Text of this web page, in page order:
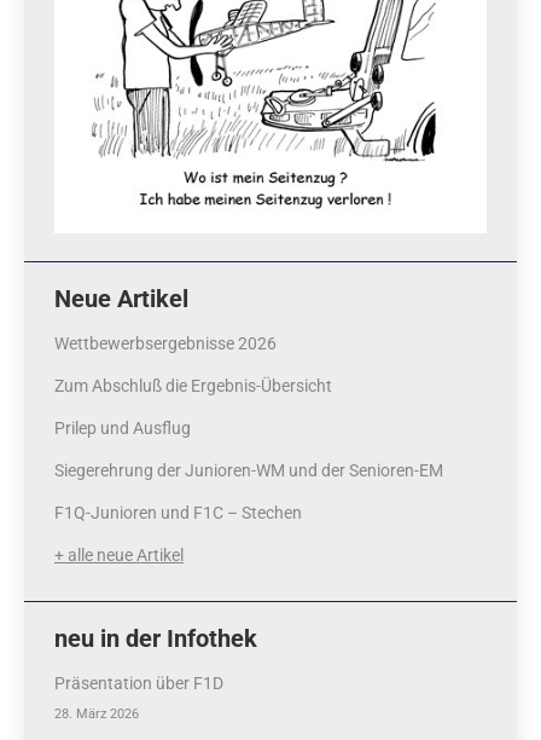
Neue Artikel
Wettbewerbsergebnisse 2026
Zum Abschluß die Ergebnis-Übersicht
Prilep und Ausflug
Siegerehrung der Junioren-WM und der Senioren-EM
F1Q-Junioren und F1C – Stechen
+ alle neue Artikel
neu in der Infothek
Präsentation über F1D
28. März 2026